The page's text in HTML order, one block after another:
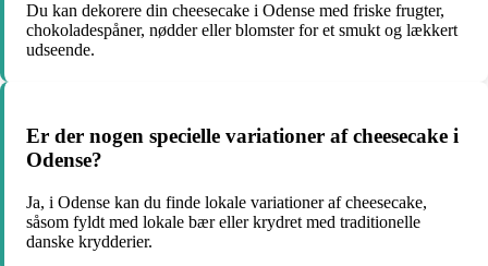
Du kan dekorere din cheesecake i Odense med friske frugter,
chokoladespåner, nødder eller blomster for et smukt og lækkert
udseende.
Er der nogen specielle variationer af cheesecake i
Odense?
Ja, i Odense kan du finde lokale variationer af cheesecake,
såsom fyldt med lokale bær eller krydret med traditionelle
danske krydderier.